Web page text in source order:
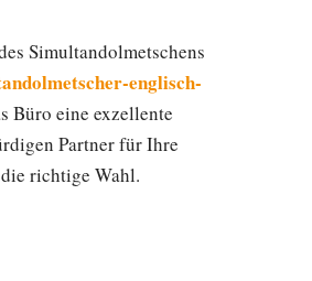
Simultandolmetschens
englisch-
Büro eine exzellente
Partner für Ihre
richtige Wahl.